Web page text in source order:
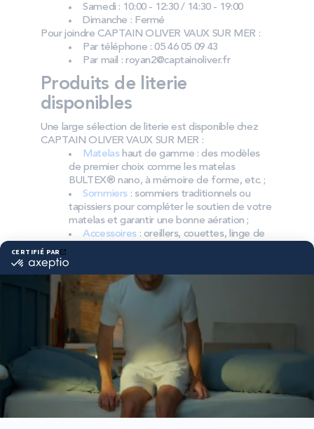
Samedi : 10:00 - 12:30 / 14:30 - 19:00
Dimanche : Fermé
Pour joindre CAPTAIN OLIVER VAUX SUR MER :
Par téléphone : 05 46 05 09 43
Par mail : royan2@captainoliver.fr
Produits de literie
disponibles
Une large sélection de literie est disponible chez
CAPTAIN OLIVER VAUX SUR MER :
Matelashaut de gamme : des modèles
de premier choix comme les matelas
BULTEX® nano, à mémoire de forme, etc. ;
Sommiers : sommiers traditionnels ou
tapissiers pour compléter le soutien de votre
matelas et garantir une bonne aération ;
Accessoires: oreillers, couettes, linge de
Pourquoi choisir Bultex
comme literie ?
Bultex est la marque de literie la plus détenue par
les Français*. Son savoir‑faire se traduit par des
mousses techniques performantes et des finitions
Les matelas sont proposés en plusieurs fermetés,
du moelleux au très ferme. Associés au bon
sommier, ils offrent un soutien ciblé et durable.
Vous pouvez équiper toute la famille, des enfants